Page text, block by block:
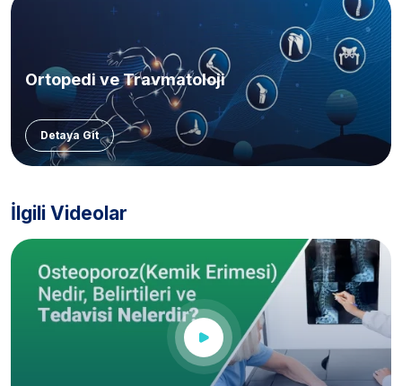
Ortopedi ve Travmatoloji
Detaya Git
İlgili Videolar